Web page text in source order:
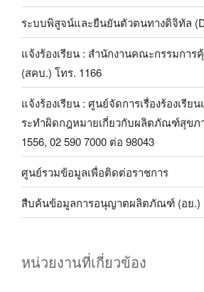
ระบบพิสูจน์และยืนยันตัวตนทางดิจิทัล
แจ้งร้องเรียน : สำนักงานคณะกรรมการ
(สคบ.) โทร. 1166
แจ้งร้องเรียน : ศูนย์จัดการเรื่องร้องเรีย
ระทำผิดกฎหมายเกี่ยวกับผลิตภัณฑ์สุขภ
1556, 02 590 7000 ต่อ 98043
ศูนย์รวมข้อมูลเพื่อติดต่อราชการ
สืบค้นข้อมูลการอนุญาตผลิตภัณฑ์ (อย.)
หน่วยงานที่เกี่ยวข้อง